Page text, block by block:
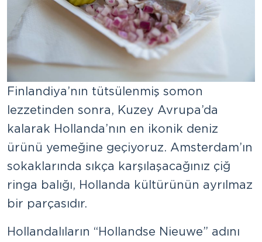
Finlandiya’nın tütsülenmiş somon
lezzetinden sonra, Kuzey Avrupa’da
kalarak Hollanda’nın en ikonik deniz
ürünü yemeğine geçiyoruz. Amsterdam’ın
sokaklarında sıkça karşılaşacağınız çiğ
ringa balığı, Hollanda kültürünün ayrılmaz
bir parçasıdır.
Hollandalıların “Hollandse Nieuwe” adını